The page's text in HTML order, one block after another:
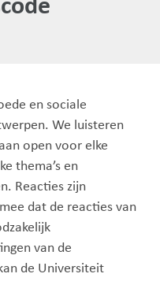
en sociale
We luisteren
open voor elke
thema’s en
Reacties zijn
dat de reacties van
van de
de Universiteit